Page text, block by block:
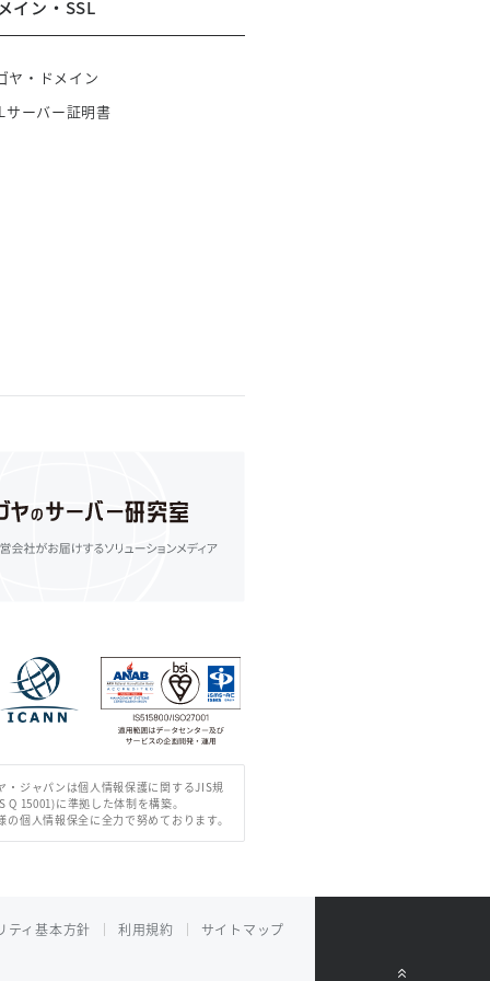
イン・SSL
ヤ・ドメイン
サーバー証明書
・ジャパンは個人情報保護に関するJIS規
Q 15001)に準拠した体制を構築。
の個人情報保全に全力で努めております。
ティ基本方針 利用規約 サイトマップ